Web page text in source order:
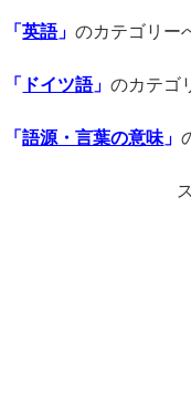
「英語」のカテゴリー
「 ドイツ語」のカテゴ
「語源・言葉の意味」